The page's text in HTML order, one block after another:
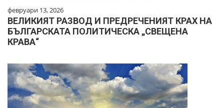
февруари 13, 2026
ВЕЛИКИЯТ РАЗВОД И ПРЕДРЕЧЕНИЯТ КРАХ НА
БЪЛГАРСКАТА ПОЛИТИЧЕСКА „СВЕЩЕНА
КРАВА“